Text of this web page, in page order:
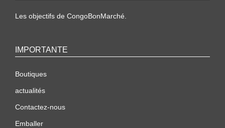
Les objectifs de CongoBonMarché.
IMPORTANTE
Boutiques
actualités
Contactez-nous
Emballer